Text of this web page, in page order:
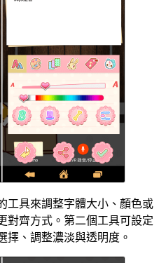
工具來調整字體大小、顏色或
對齊方式。第二個工具可設定
擇、調整濃淡與透明度。